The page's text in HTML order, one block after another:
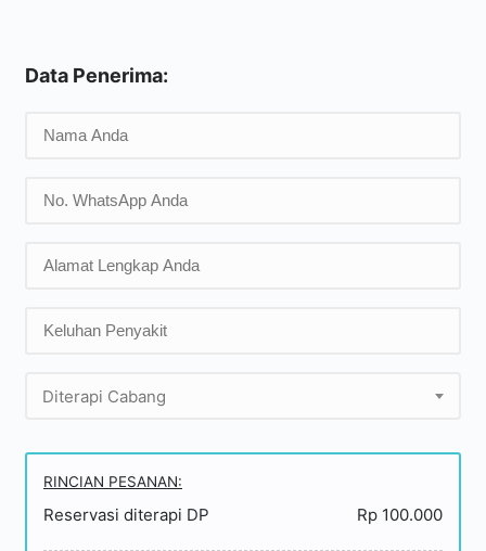
Data Penerima:
Diterapi Cabang
RINCIAN PESANAN:
Reservasi diterapi DP Rp 100.000